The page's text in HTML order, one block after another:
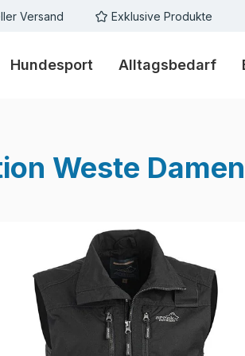
Versand Exklusive Produkte
Hundesport Alltagsbedarf
Weste